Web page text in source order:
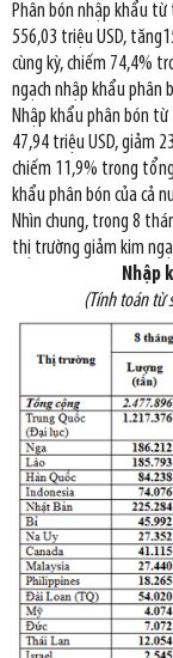
Phân bón nhập khẩu
556,03 triệu USD,
cùng kỳ, chiếm 74,4%
ngạch nhập khẩu phân
Nhập khẩu phân bón
47,94 triệu USD, giảm
chiếm 11,9% trong
khẩu phân bón của cả
Nhìn chung, trong 8
thị trường giảm kim
Nhập
(Tính toán từ số